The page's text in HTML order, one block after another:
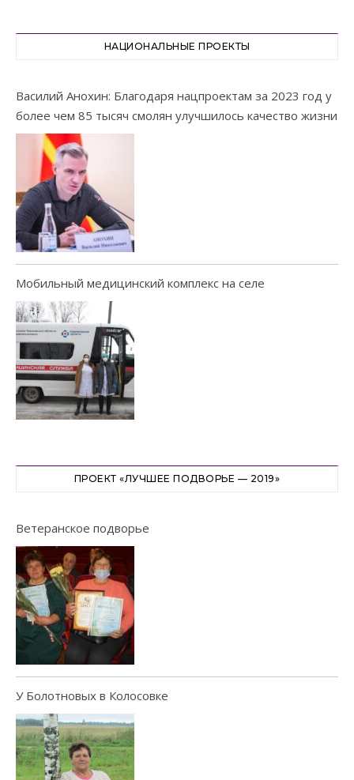
НАЦИОНАЛЬНЫЕ ПРОЕКТЫ
Василий Анохин: Благодаря нацпроектам за 2023 год у
более чем 85 тысяч смолян улучшилось качество жизни
Мобильный медицинский комплекс на селе
ПРОЕКТ «ЛУЧШЕЕ ПОДВОРЬЕ — 2019»
Ветеранское подворье
У Болотновых в Колосовке